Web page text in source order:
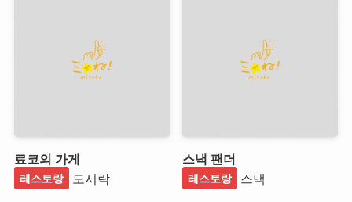
료코의 가게
레스토랑 도시락
스낵 팬더
레스토랑 스낵